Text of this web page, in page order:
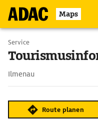
Maps
Service
Ilmenau
Route planen